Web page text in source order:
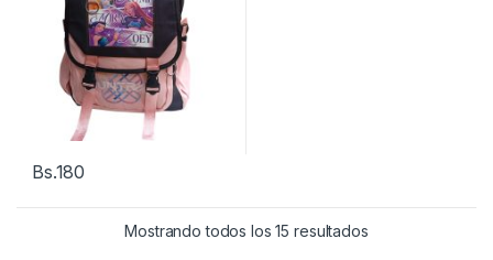
Bs.180
Mostrando todos los 15 resultados